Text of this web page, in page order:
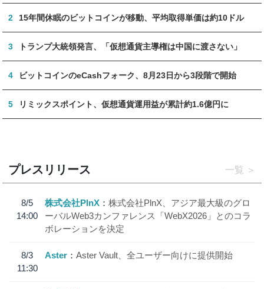
2 15年間休眠のビットコインが移動、平均取得単価は約10ドル
3 トランプ大統領発言、「仮想通貨主導権は中国に渡さない」
4 ビットコインのeCashフォーク、8月23日から3段階で開始
5 リミックスポイント、仮想通貨運用益が累計約1.6億円に
プレスリリース 一覧
8/5
14:00
株式会社PlnX
株式会社PlnX、アジア最大級のグロ
ーバルWeb3カンファレンス「WebX2026」とのコラ
ボレーションを決定
8/3
11:30
Aster Aster Vault、全ユーザー向けに提供開始